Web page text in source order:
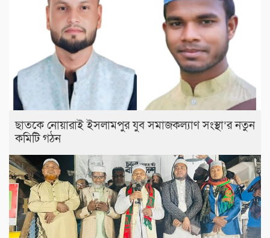
ছাতকে নোয়ারাই ইসলামপুর যুব সমাজকল্যাণ সংস্থা’র নতুন
কমিটি গঠন